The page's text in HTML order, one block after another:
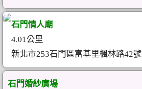
石門情人廟
4.01公里
新北市253石門區富基里楓林路42號
石門婚紗廣場